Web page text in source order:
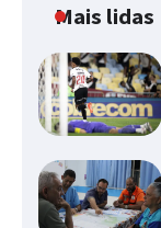
Mais lidas